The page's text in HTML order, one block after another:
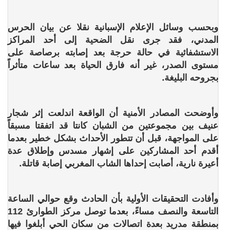
وبحسب وسائل الإعلام الإسبانية نقلا عن بيان الحرس
المدني، فقد جرى نقل الضحية إلى أحد المراكز
الاستشفائية في حالة حرجة بعد إصابته برصاصة على
مستوى الصدر، غير أنه فارق الحياة بعد ساعات متأثراً
بجروحه البليغة.
وأوضحت المصادر الأمنية أن الواقعة اندلعت إثر شجار
عنيف بين مجموعتين من الشبان كانتا قد اتفقتا مسبقاً
على المواجهة، قبل أن تتطور الأحداث بشكل خطير بعدما
أقدم أحد المشاركين على إشهار مسدس وإطلاق عدة
أعيرة نارية، أصابت إحداها الشاب المغربي إصابة قاتلة.
وأفادت التحقيقات الأولية بأن الحادث وقع حوالي الساعة
التاسعة والنصف مساءً، بعدما توصل مركز الطوارئ 112
بمنطقة مدريد بعدة اتصالات من سكان الحي أبلغوا فيها